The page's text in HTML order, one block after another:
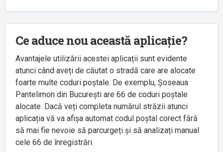
Ce aduce nou această aplicație?
Avantajele utilizării acestei aplicații sunt evidente
atunci când aveți de căutat o stradă care are alocate
foarte multe coduri poștale. De exemplu, Șoseaua
Pantelimon din București are 66 de coduri poștale
alocate. Dacă veți completa numărul străzii atunci
aplicația vă va afișa automat codul poștal corect fără
să mai fie nevoie să parcurgeți și să analizați manual
cele 66 de înregistrări.